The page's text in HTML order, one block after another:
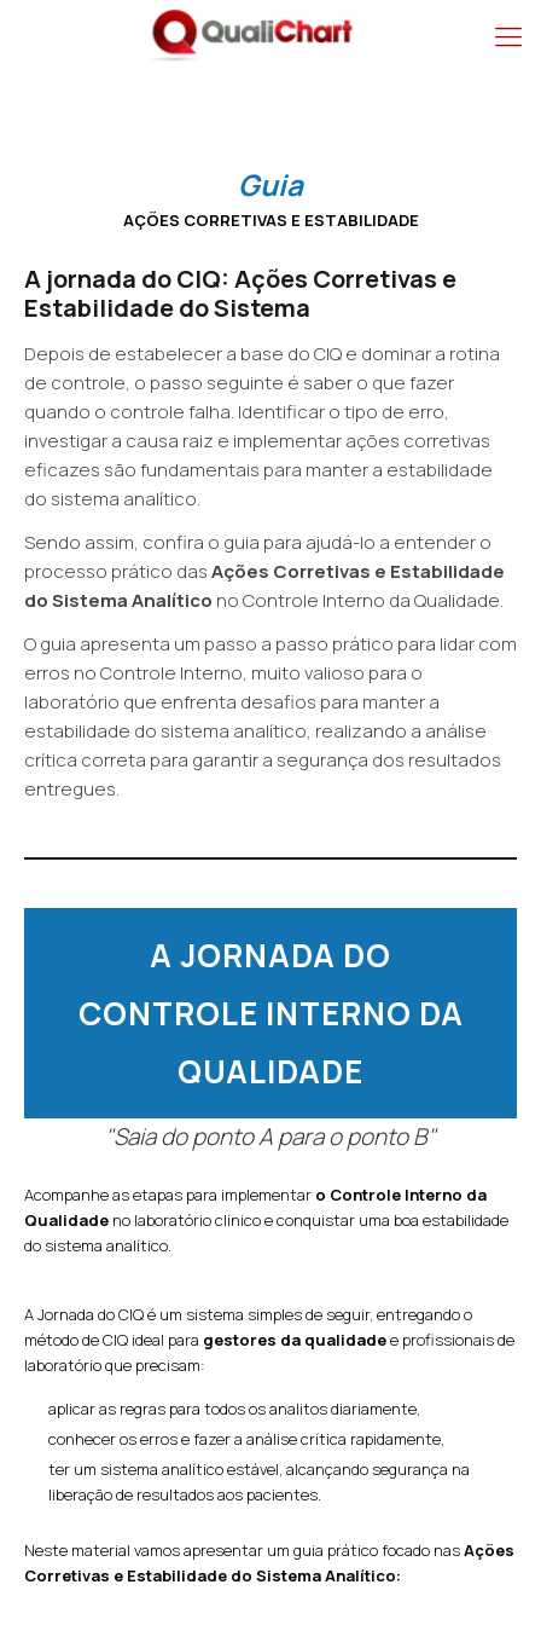
Guia
AÇÕES CORRETIVAS E ESTABILIDADE
A jornada do CIQ: Ações Corretivas e
Estabilidade do Sistema
Depois de estabelecer a base do CIQ e dominar a rotina
de controle, o passo seguinte é saber o que fazer
quando o controle falha. Identificar o tipo de erro,
investigar a causa raiz e implementar ações corretivas
eficazes são fundamentais para manter a estabilidade
do sistema analítico.
Sendo assim, confira o guia para ajudá-lo a entender o
processo prático dasAções Corretivas e Estabilidade
do Sistema Analítico no Controle Interno da Qualidade.
O guia apresenta um passo a passo prático para lidar com
erros no Controle Interno, muito valioso para o
laboratório que enfrenta desafios para manter a
estabilidade do sistema analítico, realizando a análise
crítica correta para garantir a segurança dos resultados
entregues.
A JORNADA DO
CONTROLE INTERNO DA
QUALIDADE
"Saia do ponto A para o ponto B"
Acompanhe as etapas para implementar o Controle Interno da
Qualidade no laboratório clínico e conquistar uma boa estabilidade
do sistema analítico.
A Jornada do CIQ é um sistema simples de seguir, entregando o
método de CIQ ideal para gestores da qualidadee profissionais de
laboratório que precisam:
aplicar as regras para todos os analitos diariamente,
conhecer os erros e fazer a análise crítica rapidamente,
ter um sistema analítico estável, alcançando segurança na
liberação de resultados aos pacientes.
Neste material vamos apresentar um guia prático focado nasAções
Corretivas e Estabilidade do Sistema Analítico: